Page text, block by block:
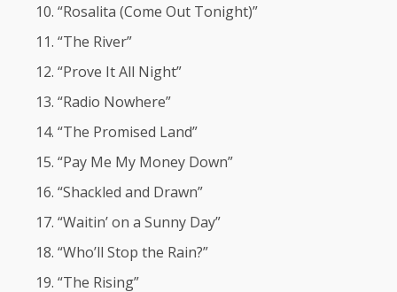
“Rosalita (Come Out Tonight)”
“The River”
“Prove It All Night”
“Radio Nowhere”
“The Promised Land”
“Pay Me My Money Down”
“Shackled and Drawn”
“Waitin’ on a Sunny Day”
“Who’ll Stop the Rain?”
“The Rising”